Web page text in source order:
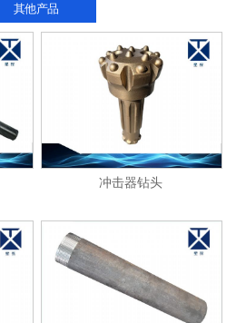
其他产品
冲击器钻头